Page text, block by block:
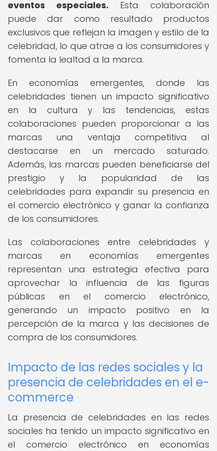
eventos especiales. Esta colaboración
puede dar como resultado productos
exclusivos que reflejan la imagen y estilo de la
celebridad, lo que atrae a los consumidores y
fomenta la lealtad a la marca.
En economías emergentes, donde las
celebridades tienen un impacto significativo
en la cultura y las tendencias, estas
colaboraciones pueden proporcionar a las
marcas una ventaja competitiva al
destacarse en un mercado saturado.
Además, las marcas pueden beneficiarse del
prestigio y la popularidad de las
celebridades para expandir su presencia en
el comercio electrónico y ganar la confianza
de los consumidores.
Las colaboraciones entre celebridades y
marcas en economías emergentes
representan una estrategia efectiva para
aprovechar la influencia de las figuras
públicas en el comercio electrónico,
generando un impacto positivo en la
percepción de la marca y las decisiones de
compra de los consumidores.
Impacto de las redes sociales y la
presencia de celebridades en el e-
commerce
La presencia de celebridades en las redes
sociales ha tenido un impacto significativo en
el comercio electrónico en economías